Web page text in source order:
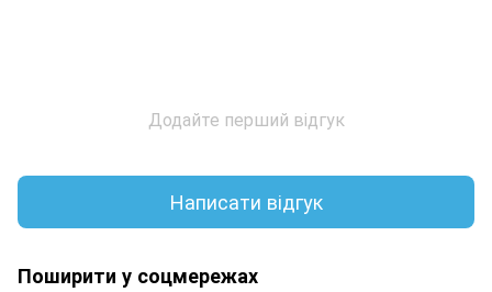
Додайте перший відгук
Написати відгук
Поширити у соцмережах